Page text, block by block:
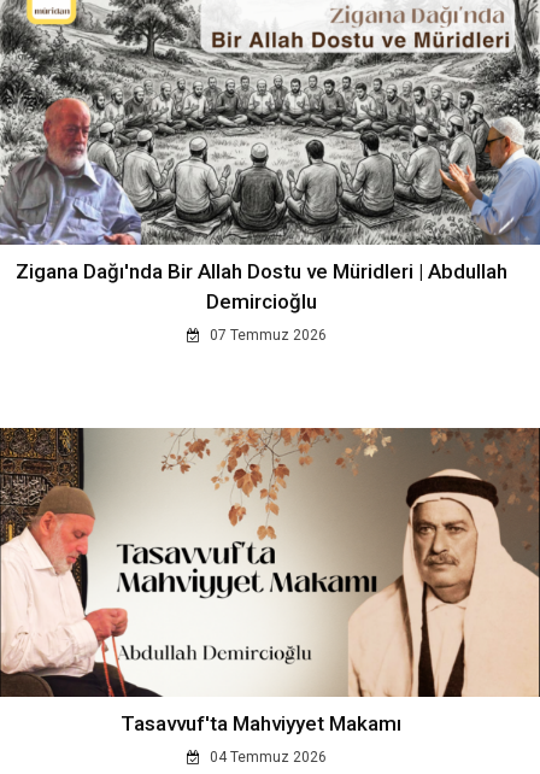
Zigana Dağı'nda Bir Allah Dostu ve Müridleri | Abdullah
Demircioğlu
07 Temmuz 2026
Tasavvuf'ta Mahviyyet Makamı
04 Temmuz 2026